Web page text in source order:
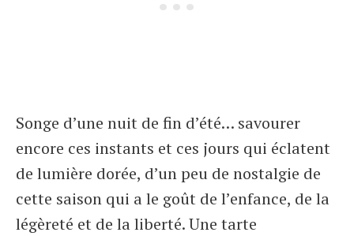
Songe d’une nuit de fin d’été… savourer
encore ces instants et ces jours qui éclatent
de lumière dorée, d’un peu de nostalgie de
cette saison qui a le goût de l’enfance, de la
légèreté et de la liberté. Une tarte